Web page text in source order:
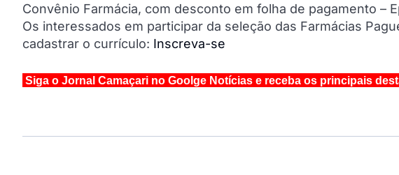
Convênio Farmácia, com desconto em folha de pagamento –
Os interessados em participar da seleção das Farmácias
cadastrar o currículo: Inscreva-se
Siga o Jornal Camaçari no Goolge Notícias e receba os principais